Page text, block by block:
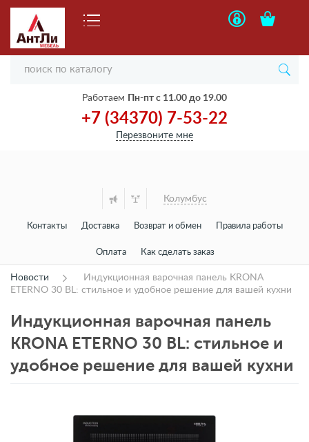
Работаем Пн-пт с 11.00 до 19.00
+7 (34370) 7-53-22
Перезвоните мне
Колумбус
Контакты Доставка Возврат и обмен Правила работы
Оплата Как сделать заказ
Новости
Индукционная варочная панель KRONA
ETERNO 30 BL: стильное и удобное решение для вашей кухни
Индукционная варочная панель
KRONA ETERNO 30 BL: стильное и
удобное решение для вашей кухни